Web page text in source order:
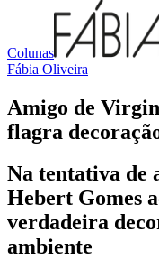
Colunas
Fábia Oliveira
Amigo de
flagra
Na tentativa de
Hebert Gomes
verdadeira
ambiente